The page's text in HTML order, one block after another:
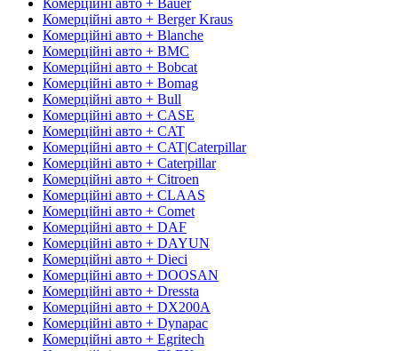
Комерційні авто + Berger Kraus
Комерційні авто + Blanche
Комерційні авто + BMC
Комерційні авто + Bobcat
Комерційні авто + Bomag
Комерційні авто + Bull
Комерційні авто + CASE
Комерційні авто + CAT
Комерційні авто + CAT|Caterpillar
Комерційні авто + Caterpillar
Комерційні авто + Citroen
Комерційні авто + CLAAS
Комерційні авто + Comet
Комерційні авто + DAF
Комерційні авто + DAYUN
Комерційні авто + Dieci
Комерційні авто + DOOSAN
Комерційні авто + Dressta
Комерційні авто + DX200A
Комерційні авто + Dynapac
Комерційні авто + Egritech